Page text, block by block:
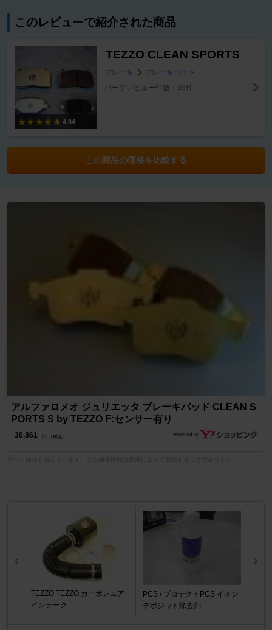
このレビューで紹介された商品
4.64
TEZZO CLEAN SPORTS
ブレーキ
ブレーキパッド
パーツレビュー件数：39件
この商品の価格を比較する
アルファロメオ ジュリエッタ ブレーキパッド CLEAN S
PORTS S by TEZZO F:センサー有り
30,861 円 （税込）
TEZZO TEZZO カーボンエア
インテーク
PCS / プロテクトPCS イオン
デポジット除去剤